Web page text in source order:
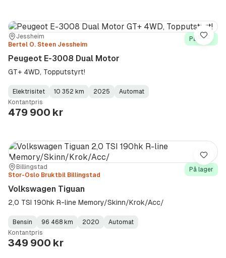
Sted:Jessheim
Forhandler:
Bertel O. Steen Jessheim
På lager
Peugeot E-3008 Dual Motor
GT+ 4WD, Topputstyrt!
Fuel
Type:
Elektrisitet
Kilometerstand:
10 352 km
Model
Year:
2025
Gearbox
Type:
Automat
Kontantpris
479 900 kr
Lagre
Sted:Billingstad
Forhandler:
Stor-Oslo Bruktbil Billingstad
På lager
Volkswagen Tiguan
2,0 TSI 190hk R-line Memory/Skinn/Krok/Acc/
Fuel
Type:
Bensin
Kilometerstand:
96 468 km
Model
Year:
2020
Gearbox
Type:
Automat
Kontantpris
349 900 kr
Lagre